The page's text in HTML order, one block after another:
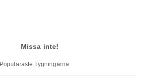
Missa inte!
Populäraste flygningarna